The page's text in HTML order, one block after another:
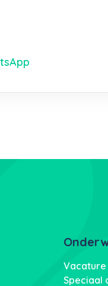
Vacature
Speciaal